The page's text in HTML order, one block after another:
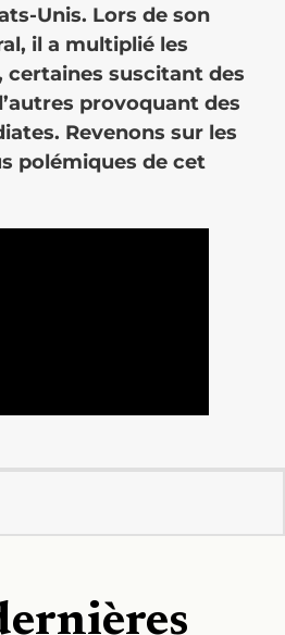
Unis. Lors de son
il a multiplié les
certaines suscitant des
provoquant des
Revenons sur les
polémiques de cet